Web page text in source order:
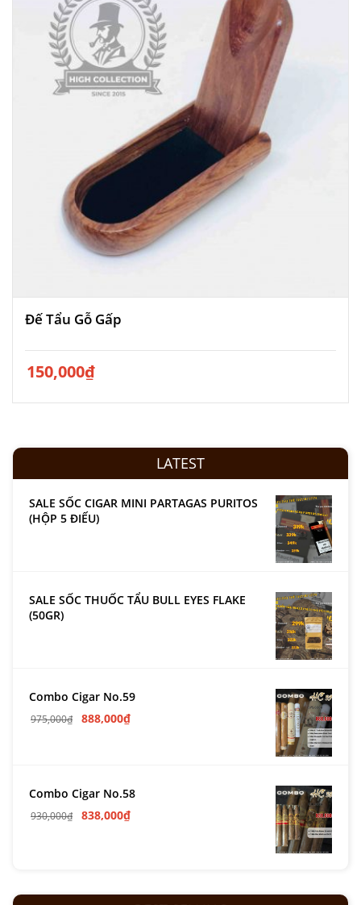
Đế Tẩu Gỗ Gấp
150,000₫
LATEST
SALE SỐC CIGAR MINI PARTAGAS PURITOS
(HỘP 5 ĐIẾU)
SALE SỐC THUỐC TẨU BULL EYES FLAKE
(50GR)
Combo Cigar No.59
975,000₫ 888,000₫
Combo Cigar No.58
930,000₫ 838,000₫